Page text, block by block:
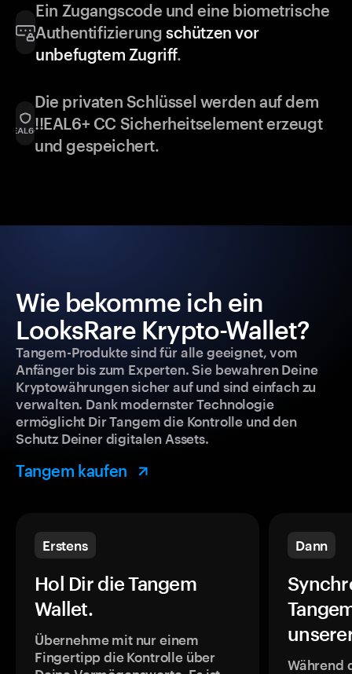
Ein Zugangscode und eine biometrische
Authentifizierung schützen vor
unbefugtem Zugriff.
Die privaten Schlüssel werden auf dem
!!EAL6+ CC Sicherheitselement erzeugt
und gespeichert.
Wie bekomme ich ein
LooksRare Krypto-Wallet?
Tangem-Produkte sind für alle geeignet, vom
Anfänger bis zum Experten. Sie bewahren Deine
Kryptowährungen sicher auf und sind einfach zu
verwalten. Dank modernster Technologie
ermöglicht Dir Tangem die Kontrolle und den
Schutz Deiner digitalen Assets.
Tangem kaufen
Erstens
Hol Dir die Tangem
Wallet.
Übernehme mit nur einem
Fingertipp die Kontrolle über
Dann
Während